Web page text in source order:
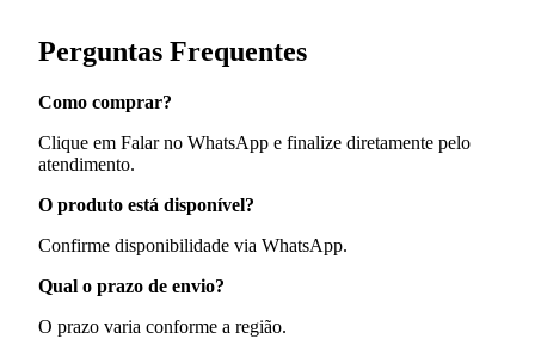
Perguntas Frequentes
Como comprar?
Clique em Falar no WhatsApp e finalize diretamente pelo
atendimento.
O produto está disponível?
Confirme disponibilidade via WhatsApp.
Qual o prazo de envio?
O prazo varia conforme a região.